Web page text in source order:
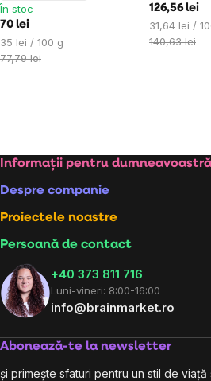
În stoc
70 lei
Evaluare
preţ:
35 lei / 100 g
77,79 lei
126,56 lei
Evaluare
preţ:
31,64 lei /
140,63 lei
Subsol
Informații pentru dumneavoastră
Despre companie
Proiectele noastre
Persoană de contact
+40 373 811 716
Luni-vineri: 8:00-16:00
info@brainmarket.ro
Abonează-te la newsletter
și primește sfaturi pentru un stil de